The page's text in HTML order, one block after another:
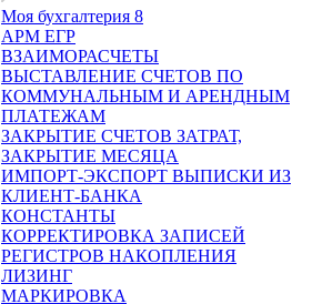
Моя бухгалтерия 8
АРМ ЕГР
ВЗАИМОРАСЧЕТЫ
ВЫСТАВЛЕНИЕ СЧЕТОВ ПО
КОММУНАЛЬНЫМ И АРЕНДНЫМ
ПЛАТЕЖАМ
ЗАКРЫТИЕ СЧЕТОВ ЗАТРАТ,
ЗАКРЫТИЕ МЕСЯЦА
ИМПОРТ-ЭКСПОРТ ВЫПИСКИ ИЗ
КЛИЕНТ-БАНКА
КОНСТАНТЫ
КОРРЕКТИРОВКА ЗАПИСЕЙ
РЕГИСТРОВ НАКОПЛЕНИЯ
ЛИЗИНГ
МАРКИРОВКА